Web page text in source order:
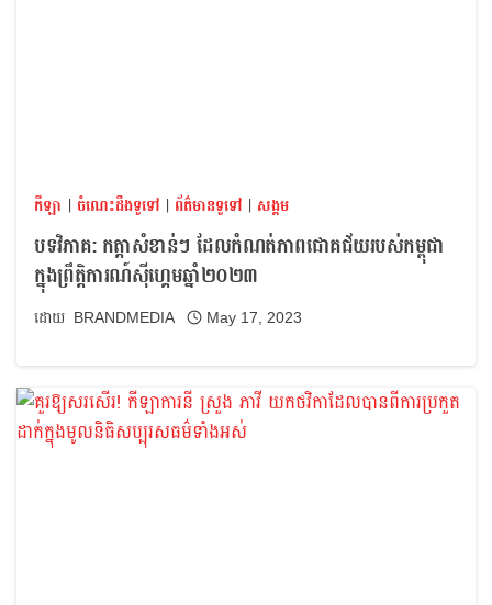
កីឡា | ចំណេះដឹងទូទៅ | ព័ត៌មានទូទៅ | សង្គម
បទវិភាគ: កត្តាសំខាន់ៗ ដែលកំណត់ភាពជោគជ័យរបស់កម្ពុជា
ក្នុងព្រឹត្តិការណ៍ស៊ីហ្គេមឆ្នាំ២០២៣
BRANDMEDIA May 17, 2023